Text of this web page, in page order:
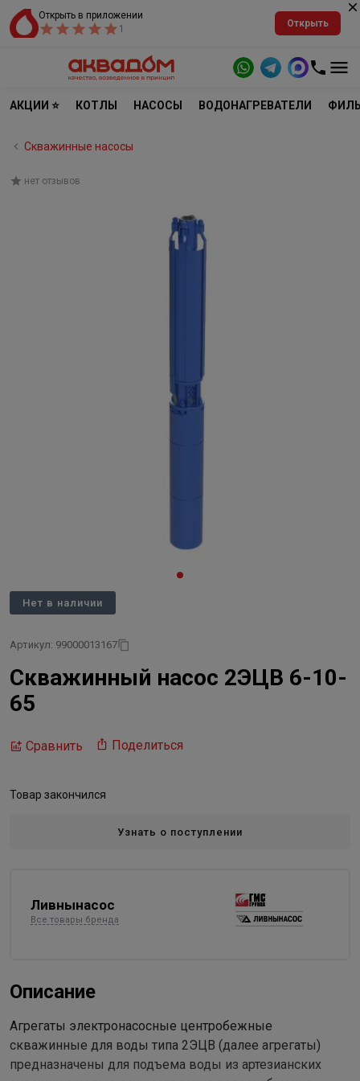
Открыть в приложении
1
Открыть
АКЦИИ ⭐ КОТЛЫ НАСОСЫ ВОДОНАГРЕВАТЕЛИ
Скважинные насосы
нет отзывов
Нет в наличии
Артикул: 99000013167
Скважинный насос 2ЭЦВ 6-10-
65
Сравнить Поделиться
Товар закончился
Узнать о поступлении
Ливнынасос
Все товары бренда
Описание
Агрегаты электронасосные центробежные
скважинные для воды типа 2ЭЦВ (далее агрегаты)
предназначены для подъема воды из артезианских